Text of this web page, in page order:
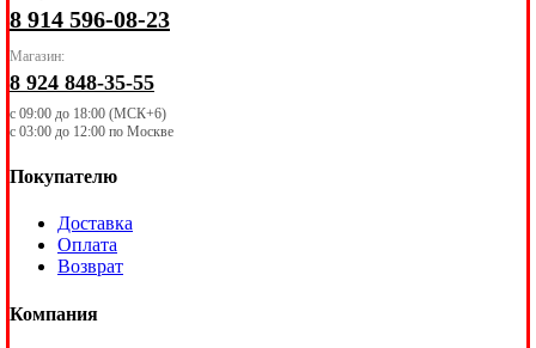
8 914 596-08-23
Магазин:
8 924 848-35-55
с 09:00 до 18:00 (МСК+6)
с 03:00 до 12:00 по Москве
Покупателю
Доставка
Оплата
Возврат
Компания